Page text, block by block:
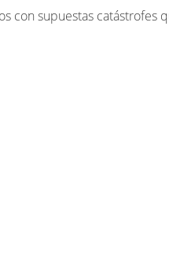
con supuestas catástrofes